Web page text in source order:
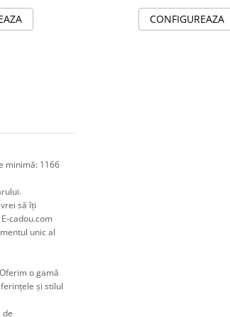
CONFIGUREAZA
minimă: 1166
să îți
cadou.com
unic al
o gamă
și stilul
de